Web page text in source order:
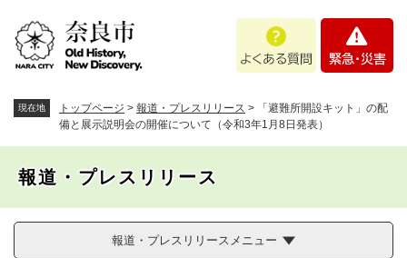
あ
問
・
現在地 トップページ > 報道・プレスリリース >
「避難所開設キット」の配
備と展示説明会の開催について（令和3年1月8日発表）
報道・プレスリリース
報道・プレスリリースメニュー